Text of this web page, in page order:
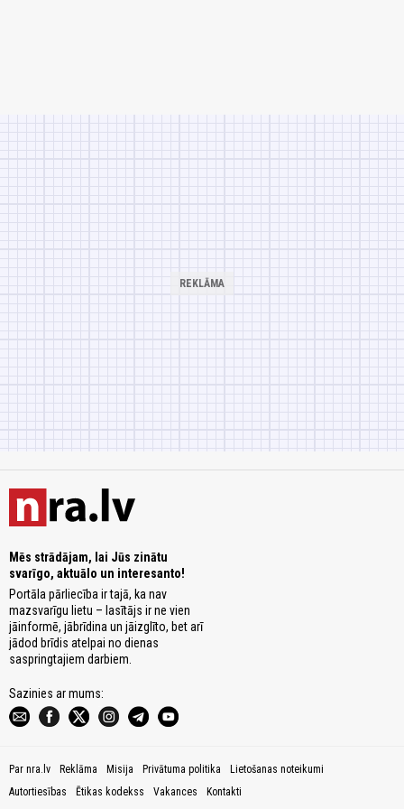
Mēs strādājam, lai Jūs zinātu
svarīgo, aktuālo un interesanto!
Portāla pārliecība ir tajā, ka nav
mazsvarīgu lietu – lasītājs ir ne vien
jāinformē, jābrīdina un jāizglīto, bet arī
jādod brīdis atelpai no dienas
saspringtajiem darbiem.
Sazinies ar mums:
Par nra.lv Reklāma Misija Privātuma politika
Lietošanas noteikumi
Autortiesības
Ētikas kodekss Vakances Kontakti